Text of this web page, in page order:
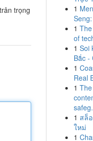
trọng
1
1
of
1 Soi
Bắc -
1
Real
1
1 สล็
ใหม่
1